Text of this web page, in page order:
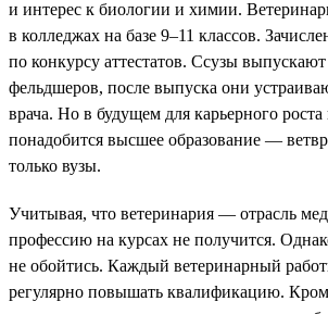
и интерес к биологии и химии.
в колледжах на базе 9–11 классов.
по конкурсу аттестатов. Ссузы
фельдшеров, после выпуска они
врача. Но в будущем для карьерного
понадобится высшее образование —
только вузы.
Учитывая, что ветеринария — отрасль
профессию на курсах не получится.
не обойтись. Каждый ветеринарный
регулярно повышать квалификацию.